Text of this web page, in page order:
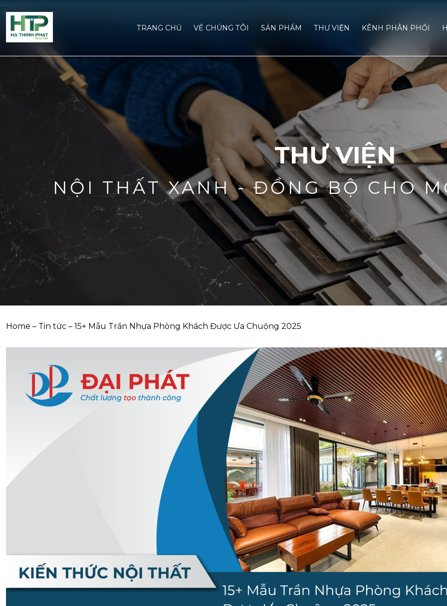
TRANG CHỦ VỀ CHÚNG TÔI SẢN PHẨM THƯ VIỆN KÊNH PHÂN PHỐI
THƯ VIỆN
NỘI THẤT XANH - ĐỒNG BỘ CHO
Home – Tin tức – 15+ Mẫu Trần Nhựa Phòng Khách Được Ưa Chuộng 2025